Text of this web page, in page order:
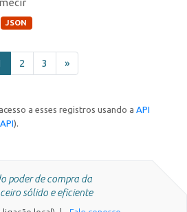
JSON
2 3 »
a esses registros usando a API
).
poder de compra da
sólido e eficiente